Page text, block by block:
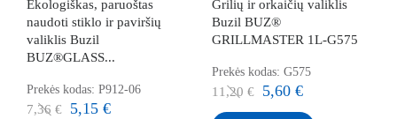
Ekologiškas, paruoštas
naudoti stiklo ir paviršių
valiklis Buzil
BUZ®GLASS...
Prekės kodas: P912-06
7,36 € 5,15 €
Grilių ir orkaičių valiklis
Buzil BUZ®
GRILLMASTER 1L-G575
Prekės kodas: G575
11,20 € 5,60 €